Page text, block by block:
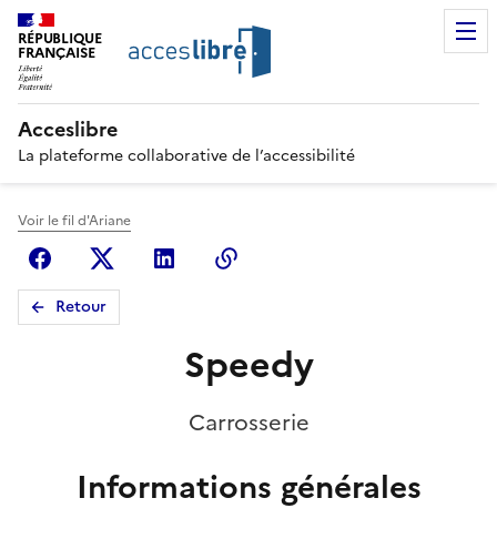
RÉPUBLIQUE
FRANÇAISE
Acceslibre
La plateforme collaborative de l’accessibilité
Voir le fil d'Ariane
FacebookX (anciennement Twitter)
Linkedin
Retour
Speedy
Carrosserie
Informations générales